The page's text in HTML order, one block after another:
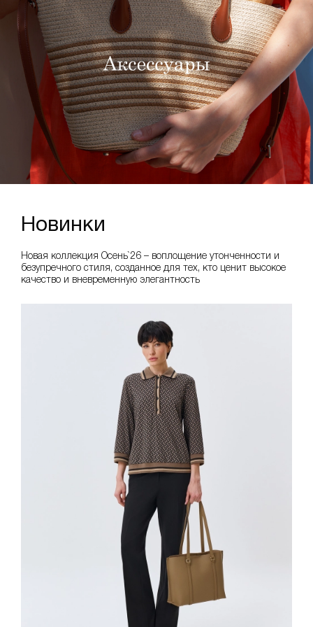
Новинки
Новая коллекция Осень`26 – воплощение утонченности и
безупречного стиля, созданное для тех, кто ценит высокое
качество и вневременную элегантность